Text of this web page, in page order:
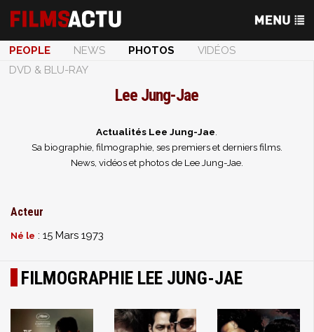
PEOPLE NEWS PHOTOS
VIDÉOS
DVD & BLU-RAY
Lee Jung-Jae
Actualités Lee Jung-Jae
Sa biographie, filmographie, ses premiers et derniers films.
News, vidéos et photos de Lee Jung-Jae.
Acteur
Né le : 15 Mars 1973
FILMOGRAPHIE LEE JUNG-JAE